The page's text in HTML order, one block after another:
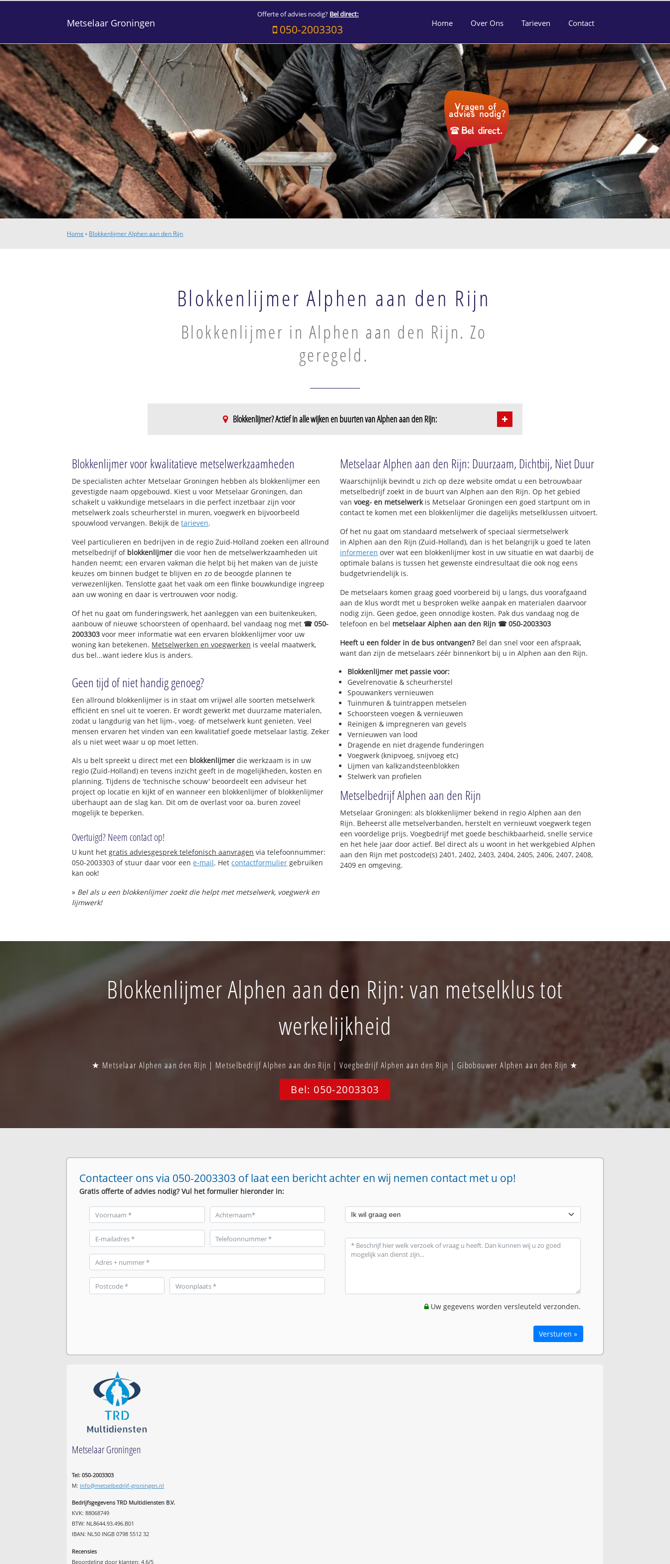
Metselaar Groningen
Offerte of advies nodig? Bel direct:
050-2003303 Home Over Ons Tarieven Contact
Home › Blokkenlijmer Alphen aan den Rijn
Blokkenlijmer Alphen aan den Rijn
Blokkenlijmer in Alphen aan den Rijn. Zo
geregeld.
Blokkenlijmer? Actief in alle wijken en buurten van Alphen aan den Rijn:
Burgemeester Visserpark
Paradijslaan
Hazeveld
Gouwsluis
Bedrijventerrein De Schans I
Hoorn
Bedrijventerrein Rijnhaven-Oost
Zeeheldenbuurt
Bomenbuurt
Bospark
Kerk en Zanen
Europaplein
Evenaar-West
De Oude Wereld-West
De Oude Wereld-Oost
Evenaar-Oost
Vroonhoevebuurt
Archeon
Polderpeil-West
Polderpeil-Oost
Bedrijventerrein De Schans II
Wagenburg
Lijsterlaan
Van Boetzelaerstraat
Beerendrecht
Oudshoorn
Heuvelweg
Weteringpark
Ambachtenbuurt-West
Ambachtenbuurt-Oost
Bedrijventerrein
Stromenbuurt
Nuovaweg
Groenoord
De Heul
Horstenbuurt-Noord
Horstenbuurt-Zuid
Burgtenbuurt
Preludeweg
Componistenbuurt-Noord
Componistenbuurt-Zuid
Planetenbuurt-Noord
Planetenbuurt-Zuid
Steekterbuurt
Hoogendoornlaan
Zegersloot
Paddestoelenbuurt
Ericapark
Weidebloemenbuurt-Noord
Weidebloemenbuurt-Zuid
Edelstenenbuurt
Blokkenlijmer voor kwalitatieve metselwerkzaamheden
De specialisten achter Metselaar Groningen hebben als blokkenlijmer een
gevestigde naam opgebouwd. Kiest u voor Metselaar Groningen, dan
schakelt u vakkundige metselaars in die perfect inzetbaar zijn voor
metselwerk zoals scheurherstel in muren, voegwerk en bijvoorbeeld
spouwlood vervangen. Bekijk detarieven.
Veel particulieren en bedrijven in de regio Zuid-Holland zoeken een allround
metselbedrijf of blokkenlijmer die voor hen de metselwerkzaamheden uit
handen neemt; een ervaren vakman die helpt bij het maken van de juiste
keuzes om binnen budget te blijven en zo de beoogde plannen te
verwezenlijken. Tenslotte gaat het vaak om een flinke bouwkundige ingreep
aan uw woning en daar is vertrouwen voor nodig.
Of het nu gaat om funderingswerk, het aanleggen van een buitenkeuken,
aanbouw of nieuwe schoorsteen of openhaard, bel vandaag nog met ☎ 050-
2003303 voor meer informatie wat een ervaren blokkenlijmer voor uw
woning kan betekenen. Metselwerken en voegwerken is veelal maatwerk,
dus bel...want iedere klus is anders.
Geen tijd of niet handig genoeg?
Een allround blokkenlijmer is in staat om vrijwel alle soorten metselwerk
efficiënt en snel uit te voeren. Er wordt gewerkt met duurzame materialen,
zodat u langdurig van het lijm-, voeg- of metselwerk kunt genieten. Veel
mensen ervaren het vinden van een kwalitatief goede metselaar lastig. Zeker
als u niet weet waar u op moet letten.
Als u belt spreekt u direct met een blokkenlijmer die werkzaam is in uw
regio (Zuid-Holland) en tevens inzicht geeft in de mogelijkheden, kosten en
planning. Tijdens de 'technische schouw' beoordeelt een adviseur het
project op locatie en kijkt of en wanneer een blokkenlijmer of blokkenlijmer
überhaupt aan de slag kan. Dit om de overlast voor oa. buren zoveel
mogelijk te beperken.
Overtuigd? Neem contact op!
U kunt hetgratis adviesgesprek telefonisch aanvragen via telefoonnummer:
050-2003303 of stuur daar voor eene-mail. Hetcontactformulier gebruiken
kan ook!
» Bel als u een blokkenlijmer zoekt die helpt met metselwerk, voegwerk en
lijmwerk!
Metselaar Alphen aan den Rijn: Duurzaam, Dichtbij, Niet Duur
Waarschijnlijk bevindt u zich op deze website omdat u een betrouwbaar
metselbedrijf zoekt in de buurt van Alphen aan den Rijn. Op het gebied
van voeg- en metselwerkis Metselaar Groningen een goed startpunt om in
contact te komen met een blokkenlijmer die dagelijks metselklussen uitvoert.
Of het nu gaat om standaard metselwerk of speciaal siermetselwerk
in Alphen aan den Rijn (Zuid-Holland), dan is het belangrijk u goed te laten
informeren over wat een blokkenlijmer kost in uw situatie en wat daarbij de
optimale balans is tussen het gewenste eindresultaat die ook nog eens
budgetvriendelijk is.
De metselaars komen graag goed voorbereid bij u langs, dus voorafgaand
aan de klus wordt met u besproken welke aanpak en materialen daarvoor
nodig zijn. Geen gedoe, geen onnodige kosten. Pak dus vandaag nog de
telefoon en bel metselaar Alphen aan den Rijn ☎ 050-2003303
Heeft u een folder in de bus ontvangen?Bel dan snel voor een afspraak,
want dan zijn de metselaars zéér binnenkort bij u in Alphen aan den Rijn.
Blokkenlijmer met passie voor:
Gevelrenovatie & scheurherstel
Spouwankers vernieuwen
Tuinmuren & tuintrappen metselen
Schoorsteen voegen & vernieuwen
Reinigen & impregneren van gevels
Vernieuwen van lood
Dragende en niet dragende funderingen
Voegwerk (knipvoeg, snijvoeg etc)
Lijmen van kalkzandsteenblokken
Stelwerk van profielen
Metselbedrijf Alphen aan den Rijn
Metselaar Groningen: als blokkenlijmer bekend in regio Alphen aan den
Rijn. Beheerst alle metselverbanden, herstelt en vernieuwt voegwerk tegen
een voordelige prijs. Voegbedrijf met goede beschikbaarheid, snelle service
en het hele jaar door actief. Bel direct als u woont in het werkgebied Alphen
aan den Rijn met postcode(s) 2401, 2402, 2403, 2404, 2405, 2406, 2407, 2408,
2409 en omgeving.
Blokkenlijmer Alphen aan den Rijn: van metselklus tot
werkelijkheid
★ Metselaar Alphen aan den Rijn | Metselbedrijf Alphen aan den Rijn | Voegbedrijf Alphen aan den Rijn | Gibobouwer Alphen aan den Rijn ★
Bel: 050-2003303
Contacteer ons via 050-2003303 of laat een bericht achter en wij nemen contact met u op!
Gratis offerte of advies nodig? Vul het formulier hieronder in:
Uw gegevens worden versleuteld verzonden.
Versturen »
Metselaar Groningen
Tel: 050-2003303
M: info@metselbedrijf-groningen.nl
Bedrijfsgegevens TRD Multidiensten B.V.
KVK: 88068749
BTW: NL8644.93.496.B01
IBAN: NL50 INGB 0798 5512 32
Recensies
Beoordeling door klanten:4,6/5